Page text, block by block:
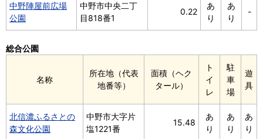
中野陣屋前広場
公園
中野市中央二丁
目818番1
0.22
あ
り
あ
り
-
総合公園
名称
所在地（代表
地番等）
面積（ヘク
タール）
ト
イ
レ
駐
車
場
遊
具
北信濃ふるさとの
森文化公園
中野市大字片
塩1221番
15.48
あ
り
あ
り
あ
り